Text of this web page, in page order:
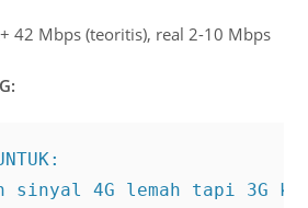
42 Mbps (teoritis), real 2-10 Mbps
sinyal 4G lemah tapi 3G